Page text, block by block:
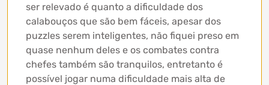
ser relevado é quanto a dificuldade dos
calabouços que são bem fáceis, apesar dos
puzzles serem inteligentes, não fiquei preso em
quase nenhum deles e os combates contra
chefes também são tranquilos, entretanto é
possível jogar numa dificuldade mais alta de